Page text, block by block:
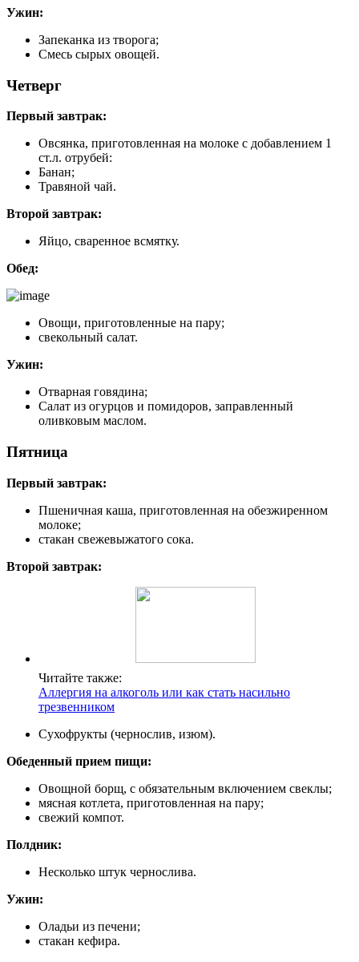
Ужин:
Запеканка из творога;
Смесь сырых овощей.
Четверг
Первый завтрак:
Овсянка, приготовленная на молоке с добавлением 1
ст.л. отрубей:
Банан;
Травяной чай.
Второй завтрак:
Яйцо, сваренное всмятку.
Обед:
Овощи, приготовленные на пару;
свекольный салат.
Ужин:
Отварная говядина;
Салат из огурцов и помидоров, заправленный
оливковым маслом.
Пятница
Первый завтрак:
Пшеничная каша, приготовленная на обезжиренном
молоке;
стакан свежевыжатого сока.
Второй завтрак:
Читайте также:
Аллергия на алкоголь или как стать насильно
трезвенником
Сухофрукты (чернослив, изюм).
Обеденный прием пищи:
Овощной борщ, с обязательным включением свеклы;
мясная котлета, приготовленная на пару;
свежий компот.
Полдник:
Несколько штук чернослива.
Ужин:
Оладьи из печени;
стакан кефира.